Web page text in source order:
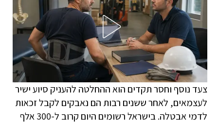
צעד נוסף וחסר תקדים הוא ההחלטה להעניק סיוע ישיר
לעצמאים, לאחר ששנים רבות הם נאבקים לקבל זכאות
לדמי אבטלה. בישראל רשומים היום קרוב ל-300 אלף